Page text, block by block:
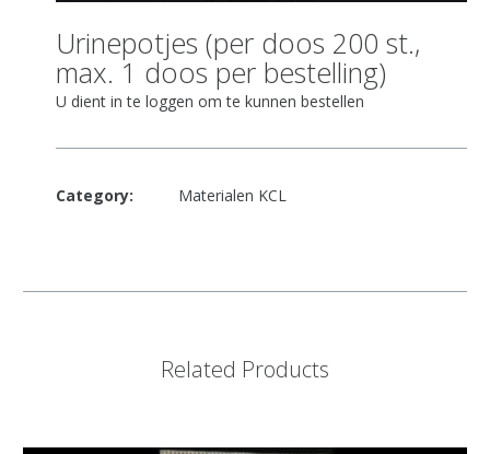
Urinepotjes (per doos 200 st.,
max. 1 doos per bestelling)
U dient in te loggen om te kunnen bestellen
Category: Materialen KCL
Related Products